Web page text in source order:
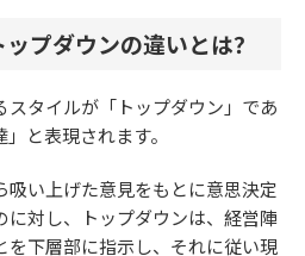
プダウンの違いとは？
スタイルが「トップダウン」であ
と表現されます。
吸い上げた意見をもとに意思決定
に対し、トップダウンは、経営陣
を下層部に指示し、それに従い現